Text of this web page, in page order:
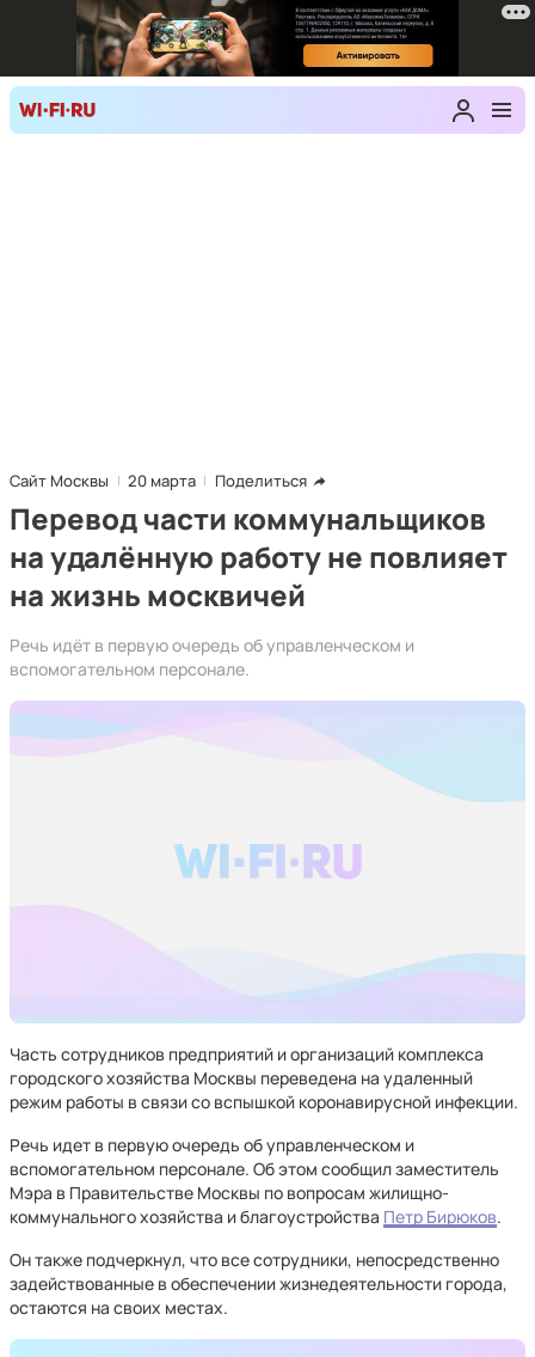
Сайт Москвы 20 марта Поделиться
Перевод части коммунальщиков
на удалённую работу не повлияет
на жизнь москвичей
Речь идёт в первую очередь об управленческом и
вспомогательном персонале.
Часть сотрудников предприятий и организаций комплекса
городского хозяйства Москвы переведена на удаленный
режим работы в связи со вспышкой коронавирусной инфекции.
Речь идет в первую очередь об управленческом и
вспомогательном персонале. Об этом сообщил заместитель
Мэра в Правительстве Москвы по вопросам жилищно-
коммунального хозяйства и благоустройства Петр Бирюков.
Он также подчеркнул, что все сотрудники, непосредственно
задействованные в обеспечении жизнедеятельности города,
остаются на своих местах.